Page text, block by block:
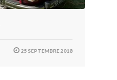
25 SEPTEMBRE 2018